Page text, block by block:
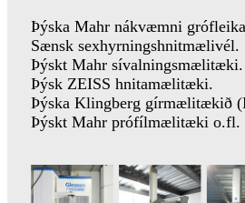
Þýska Mahr nákvæmni
Sænsk sexhyrningshnitmælivél.
Þýskt Mahr sívalningsmælitæki.
Þýsk ZEISS hnitamælitæki.
Þýska Klingberg gírmælitækið
Þýskt Mahr prófílmælitæki o.fl.